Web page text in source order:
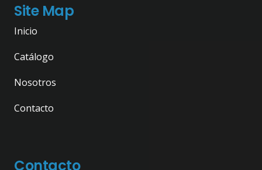
Site Map
Inicio
Catálogo
Nosotros
Contacto
Contacto